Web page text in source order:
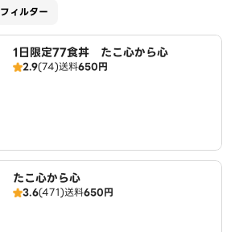
フィルター
1日限定77食丼 たこ心から心
2.9(74)送料650円
たこ心から心
3.6(471)送料650円